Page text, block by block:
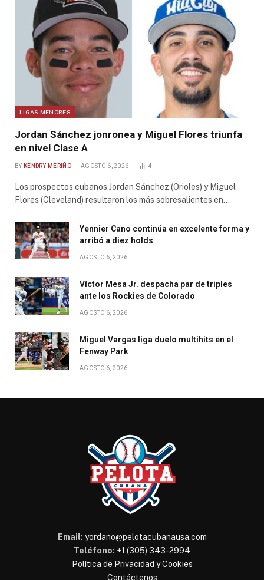
LIGAS MENORES
Jordan Sánchez jonronea y Miguel Flores triunfa
en nivel Clase A
BY KENDRY MERIÑO AGOSTO 6, 2026 4
Los prospectos cubanos Jordan Sánchez (Orioles) y Miguel
Flores (Cleveland) resultaron los más sobresalientes en…
Yennier Cano continúa en excelente forma y
arribó a diez holds
AGOSTO 6, 2026
Víctor Mesa Jr. despacha par de triples
ante los Rockies de Colorado
AGOSTO 6, 2026
Miguel Vargas liga duelo multihits en el
Fenway Park
AGOSTO 6, 2026
Email: yordano@pelotacubanausa.com
Teléfono: +1 (305) 343-2994
Política de Privacidad y Cookies
Contáctenos